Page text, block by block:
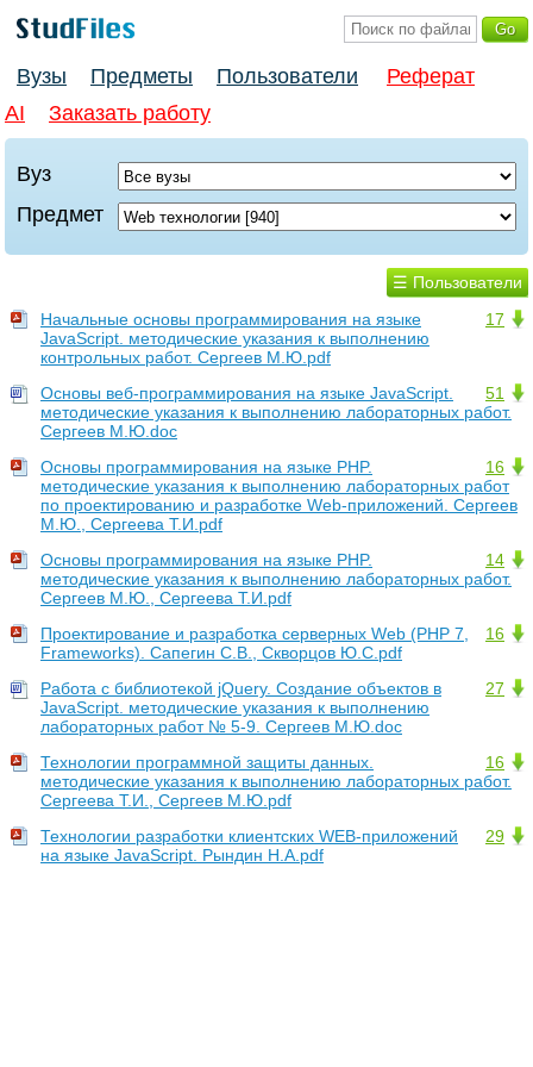
Вузы Предметы Пользователи
Реферат
AI
Заказать работу
Вуз
Предмет
☰ Пользователи
17
Начальные основы программирования на языке
JavaScript. методические указания к выполнению
контрольных работ. Сергеев М.Ю.pdf
51
Основы веб-программирования на языке JavaScript.
методические указания к выполнению лабораторных работ.
Сергеев М.Ю.doc
16
Основы программирования на языке PHP.
методические указания к выполнению лабораторных работ
по проектированию и разработке Web-приложений. Сергеев
М.Ю., Сергеева Т.И.pdf
14
Основы программирования на языке PHP.
методические указания к выполнению лабораторных работ.
Сергеев М.Ю., Сергеева Т.И.pdf
16
Проектирование и разработка серверных Web (PHP 7,
Frameworks). Сапегин С.В., Скворцов Ю.С.pdf
27
Работа с библиотекой jQuery. Создание объектов в
JavaScript. методические указания к выполнению
лабораторных работ № 5-9. Сергеев М.Ю.doc
16
Технологии программной защиты данных.
методические указания к выполнению лабораторных работ.
Сергеева Т.И., Сергеев М.Ю.pdf
29
Технологии разработки клиентских WEB-приложений
на языке JavaScript. Рындин Н.А.pdf